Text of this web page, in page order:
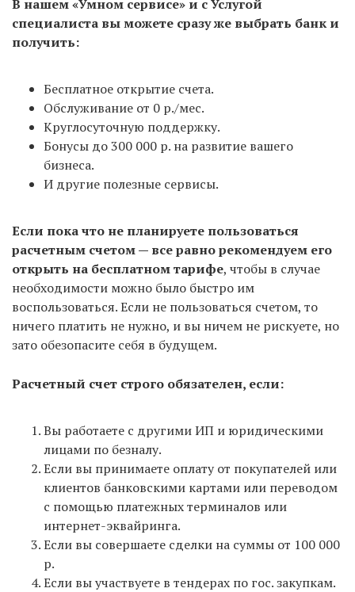
С использованием «Умного сервиса» — от 4
рабочих дней
подачу. Но не всегда удается записаться в ИФНС
на следующий день, поэтому среднее время всей
процедуры — 5-7 дней с момента формирования
документов в сервисе.
В нашем «Умном сервисе» и с Услугой
специалиста вы можете сразу же выбрать банк и
получить:
Бесплатное открытие счета.
Обслуживание от 0 р./мес.
Круглосуточную поддержку.
Бонусы до 300 000 р. на развитие вашего
бизнеса.
И другие полезные сервисы.
Если пока что не планируете пользоваться
расчетным счетом — все равно рекомендуем его
открыть на бесплатном тарифе, чтобы в случае
необходимости можно было быстро им
воспользоваться. Если не пользоваться счетом, то
ничего платить не нужно, и вы ничем не рискуете, но
зато обезопасите себя в будущем.
Расчетный счет строго обязателен, если:
Вы работаете с другими ИП и юридическими
лицами по безналу.
Если вы принимаете оплату от покупателей или
клиентов банковскими картами или переводом
с помощью платежных терминалов или
интернет-эквайринга.
Если вы совершаете сделки на суммы от 100 000
р.
Если вы участвуете в тендерах по гос. закупкам.